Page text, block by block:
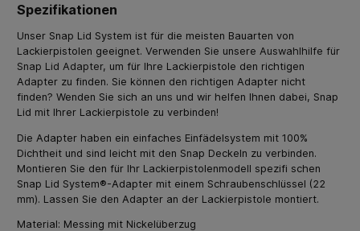
Spezifikationen
Unser Snap Lid System ist für die meisten Bauarten von
Lackierpistolen geeignet. Verwenden Sie unsere Auswahlhilfe für
Snap Lid Adapter, um für Ihre Lackierpistole den richtigen
Adapter zu finden. Sie können den richtigen Adapter nicht
finden? Wenden Sie sich an uns und wir helfen Ihnen dabei, Snap
Lid mit Ihrer Lackierpistole zu verbinden!
Die Adapter haben ein einfaches Einfädelsystem mit 100%
Dichtheit und sind leicht mit den Snap Deckeln zu verbinden.
Montieren Sie den für Ihr Lackierpistolenmodell spezifi schen
Snap Lid System®-Adapter mit einem Schraubenschlüssel (22
mm). Lassen Sie den Adapter an der Lackierpistole montiert.
Material: Messing mit Nickelüberzug